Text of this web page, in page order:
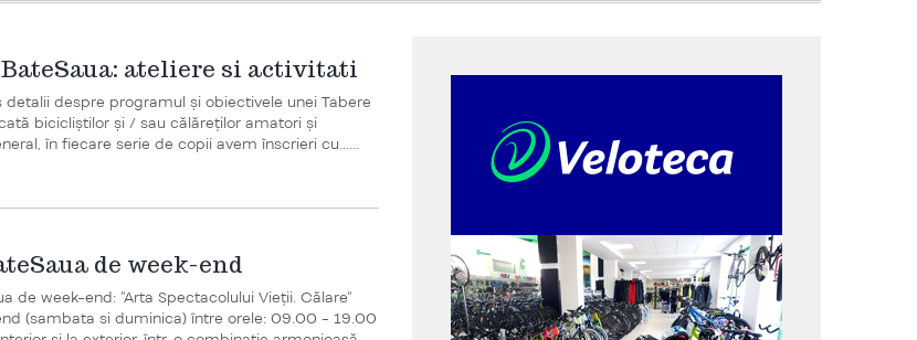
ateliere si activitati
detalii despre programul și obiectivele unei Tabere
bicicliștilor și / sau călăreților amatori și
în fiecare serie de copii avem înscrieri cu…...
de week-end
de week-end: "Arta Spectacolului Vieții. Călare"
(sambata si duminica) între orele: 09.00 - 19.00